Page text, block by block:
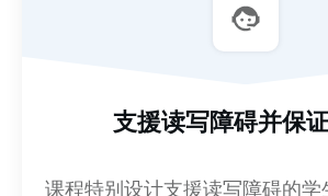
支援读写障碍并保
课程特别设计支援读写障碍的学